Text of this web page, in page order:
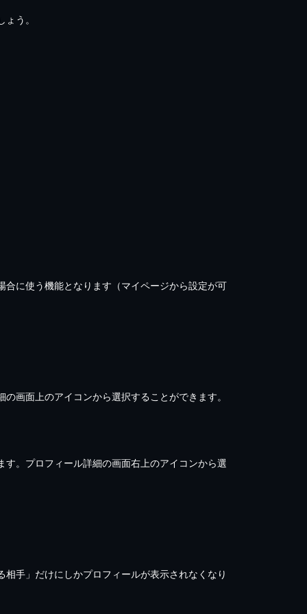
う。
合に使う機能となります（マイページから設定が可
画面上のアイコンから選択することができます。
。プロフィール詳細の画面右上のアイコンから選
手」だけにしかプロフィールが表示されなくなり